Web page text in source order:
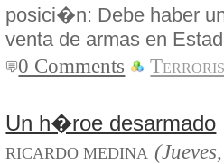
posici�n: Debe haber
venta de armas en
0 Comments
Un h�roe desarmado
RICARDO MEDINA